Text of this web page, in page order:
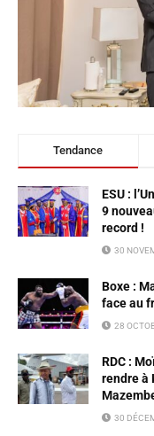
Tendance
ESU :
9
record !
30
Boxe :
face au
28
RDC :
rendre à
30